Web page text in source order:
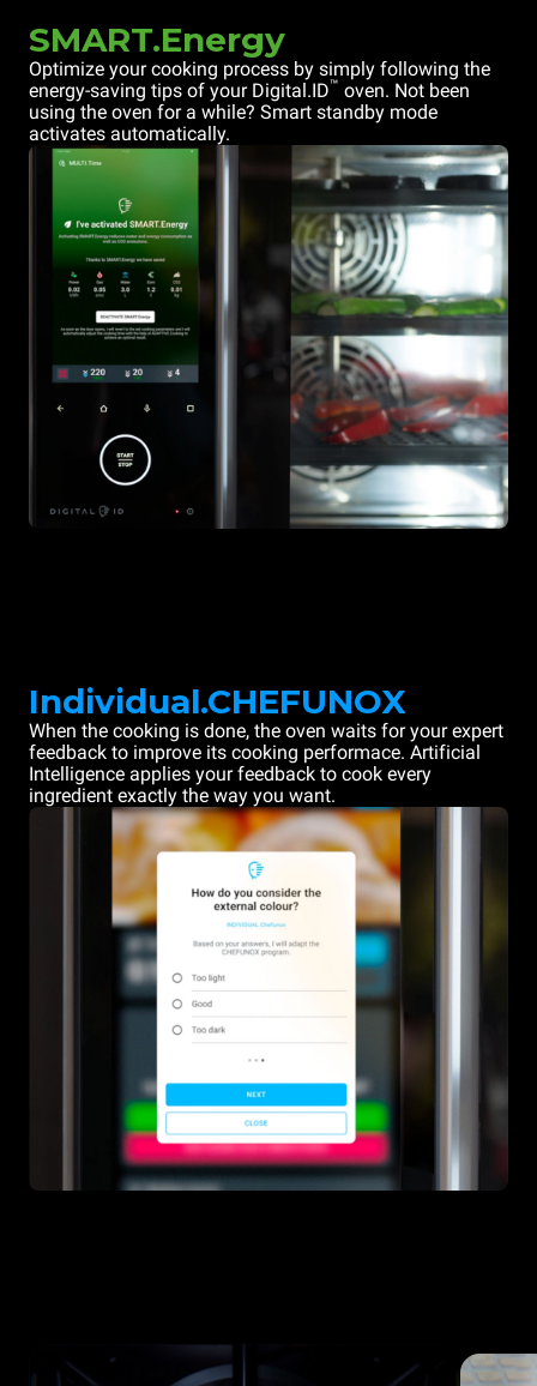
SMART.Energy
Optimize your cooking process by simply following the
energy-saving tips of your Digital.ID™ oven. Not been
using the oven for a while? Smart standby mode
activates automatically.
Individual.CHEFUNOX
When the cooking is done, the oven waits for your expert
feedback to improve its cooking performace. Artificial
Intelligence applies your feedback to cook every
ingredient exactly the way you want.